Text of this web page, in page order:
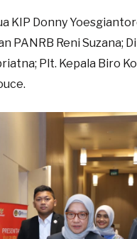
KIP Donny
PANRB Reni Suzana;
Plt. Kepala Biro